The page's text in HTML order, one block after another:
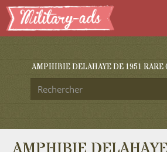
AMPHIBIE DELAHAYE DE 1951 RARE